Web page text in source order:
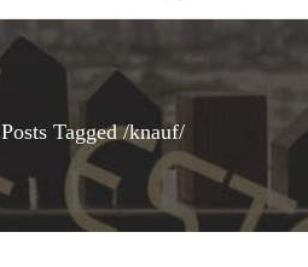
Posts Tagged/knauf/